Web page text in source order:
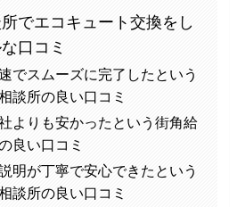
でエコキュート交換をし
口コミ
でスムーズに完了したという
談所の良い口コミ
よりも安かったという街角給
良い口コミ
明が丁寧で安心できたという
談所の良い口コミ